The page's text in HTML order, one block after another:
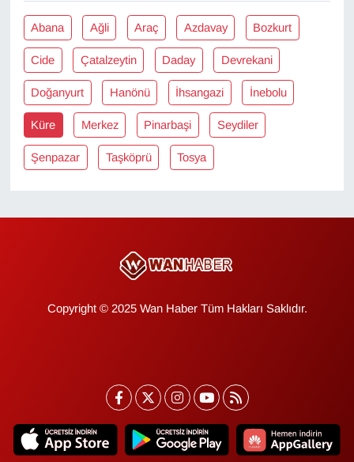
Abana Ağli Araç Azdavay Bozkurt
Cide Çatalzeytin Daday Devrekani
Doğanyurt Hanönü İhsangazi İnebolu
Küre Merkez Pinarbaşi Seydiler
Şenpazar Taşköprü Tosya
Copyright © 2025 Wan Haber Tüm Hakları Saklıdır.
Kim Kimdir?
Kültür & Sanat
KURDÎ
MAGAZİN
Resmi İlanlar
Seri İlan